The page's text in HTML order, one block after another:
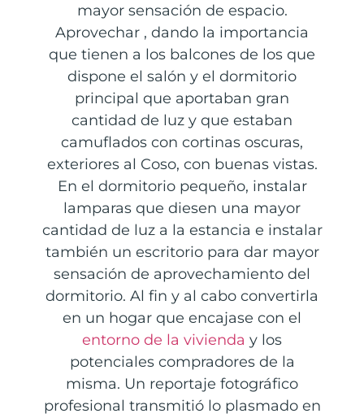
mayor sensación de espacio.
Aprovechar , dando la importancia
que tienen a los balcones de los que
dispone el salón y el dormitorio
principal que aportaban gran
cantidad de luz y que estaban
camuflados con cortinas oscuras,
exteriores al Coso, con buenas vistas.
En el dormitorio pequeño, instalar
lamparas que diesen una mayor
cantidad de luz a la estancia e instalar
también un escritorio para dar mayor
sensación de aprovechamiento del
dormitorio. Al fin y al cabo convertirla
en un hogar que encajase con el
entorno de la vivienda y los
potenciales compradores de la
misma. Un reportaje fotográfico
profesional transmitió lo plasmado en